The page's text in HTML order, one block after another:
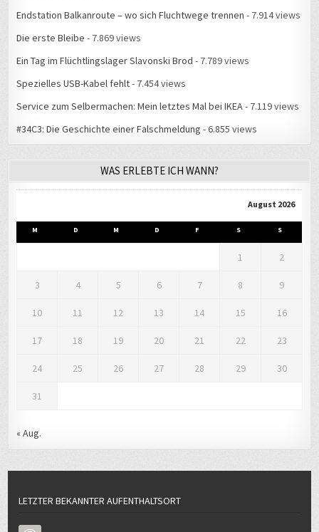
Endstation Balkanroute – wo sich Fluchtwege trennen - 7.914 views
Die erste Bleibe - 7.869 views
Ein Tag im Flüchtlingslager Slavonski Brod - 7.789 views
Spezielles USB-Kabel fehlt- 7.454 views
Service zum Selbermachen: Mein letztes Mal bei IKEA- 7.119 views
#34C3: Die Geschichte einer Falschmeldung - 6.855 views
WAS ERLEBTE ICH WANN?
August 2026
M D M D F S S
1 2
3 4 5 6 7 8 9
10 11 12 13 14 15 16
17 18 19 20 21 22 23
24 25 26 27 28 29 30
31
« Aug.
LETZTER BEKANNTER AUFENTHALTSORT